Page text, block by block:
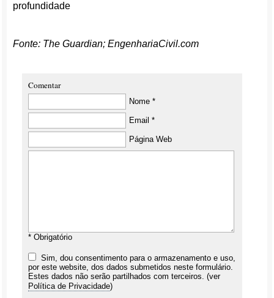
profundidade
Fonte: The Guardian; EngenhariaCivil.com
Comentar
Nome *
Email *
Página Web
* Obrigatório
Sim, dou consentimento para o armazenamento e uso,
por este website, dos dados submetidos neste formulário.
Estes dados não serão partilhados com terceiros. (ver
Política de Privacidade)